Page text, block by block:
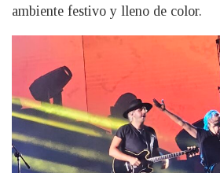
ambiente festivo y lleno de color.